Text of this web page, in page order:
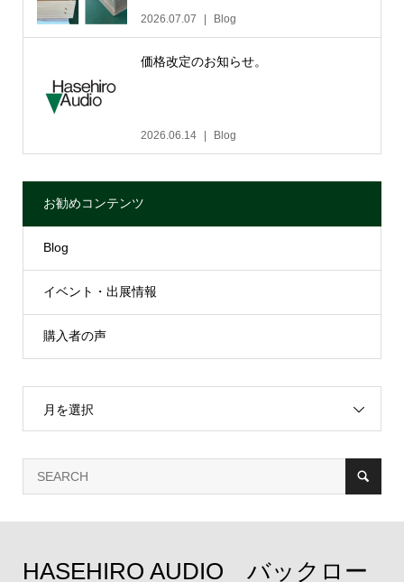
2026.07.07 Blog
価格改定のお知らせ。
2026.06.14 Blog
お勧めコンテンツ
Blog
イベント・出展情報
購入者の声
月を選択
HASEHIRO AUDIO バックロー